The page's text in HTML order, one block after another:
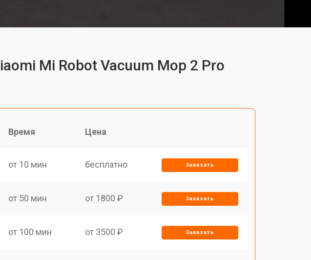
Mi Robot Vacuum Mop 2 Pro
Время Цена
от 10 мин бесплатно Заказать
от 50 мин от 1800 ₽ Заказать
от 100 мин от 3500 ₽ Заказать